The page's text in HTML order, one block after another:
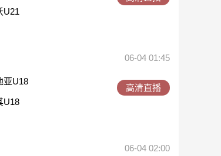
U21
06-04 01:45
亚U18
U18
高清直播
06-04 02:00